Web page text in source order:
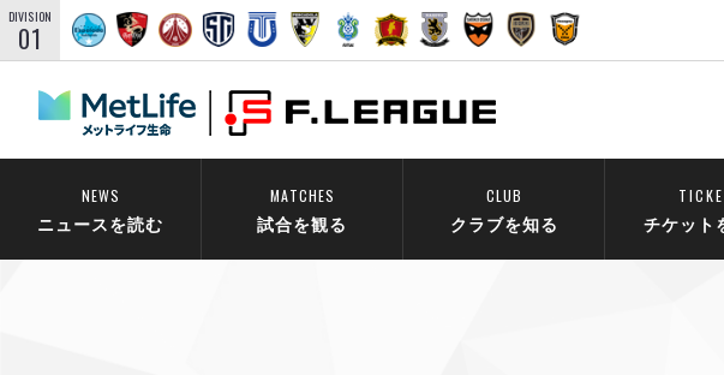
DIVISION
01
NEWS
ニュースを読む
MATCHES
試合を観る
CLUB
クラブを知る チケット